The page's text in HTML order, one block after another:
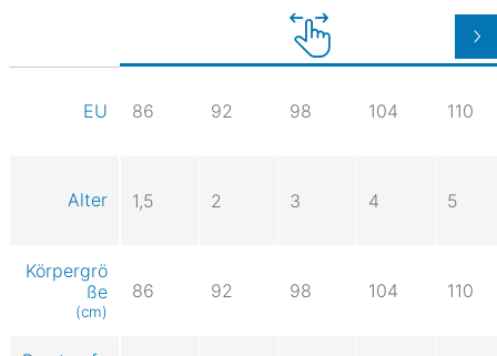
EU 86 92 98 104 110
Alter 1,5 2 3 4 5
Körpergrö
ße
(cm)
86 92 98 104 110